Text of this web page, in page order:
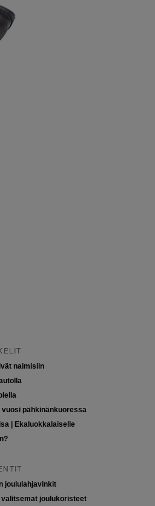
naimisiin
pähkinänkuoressa
| Ekaluokkalaiselle
joululahjavinkit
valitsemat joulukoristeet